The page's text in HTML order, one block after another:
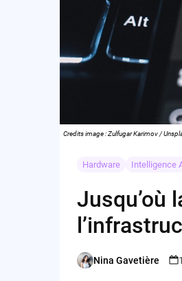
Credits image : Zulfugar Karimov /
Hardware Intelligence
Jusqu’où
Posted
Nina Gavetière